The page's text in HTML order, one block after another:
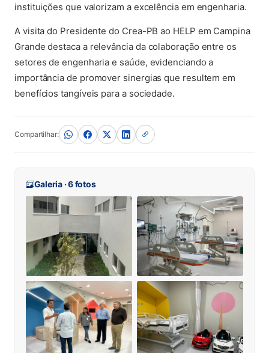
instituições que valorizam a excelência em engenharia.
A visita do Presidente do Crea-PB ao HELP em Campina
Grande destaca a relevância da colaboração entre os
setores de engenharia e saúde, evidenciando a
importância de promover sinergias que resultem em
benefícios tangíveis para a sociedade.
Compartilhar:
Galeria · 6 fotos